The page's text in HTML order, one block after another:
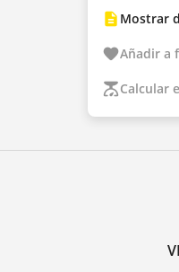
Mostrar
Añadir a
Calcular